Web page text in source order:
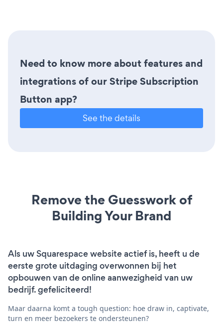
Need to know more about features and
integrations of our Stripe Subscription
Button app?
See the details
Remove the Guesswork of
Building Your Brand
Als uw Squarespace website actief is, heeft u de
eerste grote uitdaging overwonnen bij het
opbouwen van de online aanwezigheid van uw
bedrijf. gefeliciteerd!
Maar daarna komt a tough question: hoe draw in, captivate,
turn en meer bezoekers te ondersteunen?